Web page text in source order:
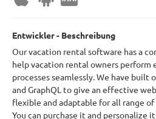
Entwickler - Beschreibung
Our vacation rental software has a
help vacation rental owners perform
processes seamlessly. We have built
and GraphQL to give an effective
flexible and adaptable for all range
You can purchase it and personalize